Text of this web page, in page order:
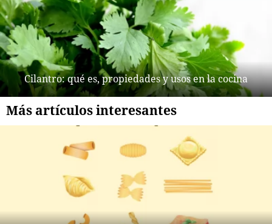
Cilantro: qué es, propiedades y usos en la cocina
Más artículos interesantes